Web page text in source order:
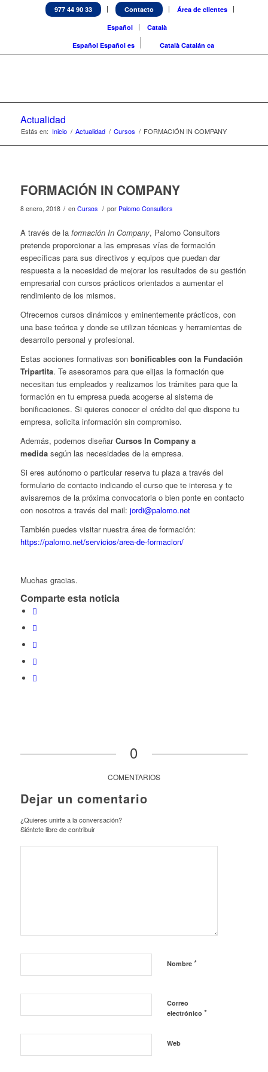
977 44 90 33 Contacto
Área de clientes
Español
Català
Español Español es Català Catalán ca
Actualidad
Estás en: Inicio / Actualidad / Cursos / FORMACIÓN IN COMPANY
FORMACIÓN IN COMPANY
8 enero, 2018 / en Cursos / por Palomo Consultors
A través de la formación In Company, Palomo Consultors
pretende proporcionar a las empresas vías de formación
específicas para sus directivos y equipos que puedan dar
respuesta a la necesidad de mejorar los resultados de su gestión
empresarial con cursos prácticos orientados a aumentar el
rendimiento de los mismos.
Ofrecemos cursos dinámicos y eminentemente prácticos, con
una base teórica y donde se utilizan técnicas y herramientas de
desarrollo personal y profesional.
Estas acciones formativas son bonificables con la Fundación
Tripartita. Te asesoramos para que elijas la formación que
necesitan tus empleados y realizamos los trámites para que la
formación en tu empresa pueda acogerse al sistema de
bonificaciones. Si quieres conocer el crédito del que dispone tu
empresa, solicita información sin compromiso.
Además, podemos diseñarCursos In Company a
medidasegún las necesidades de la empresa.
Si eres autónomo o particular reserva tu plaza a través del
formulario de contacto indicando el curso que te interesa y te
avisaremos de la próxima convocatoria o bien ponte en contacto
con nosotros a través del mail: jordi@palomo.net
También puedes visitar nuestra área de formación:
https://palomo.net/servicios/area-de-formacion/
Muchas gracias.
Comparte esta noticia
0
COMENTARIOS
Dejar un comentario
¿Quieres unirte a la conversación?
Siéntete libre de contribuir
Nombre *
Correo
electrónico *
Web